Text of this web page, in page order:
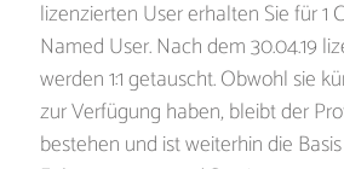
lizenzierten User erhalten Sie für 1
Named User. Nach dem 30.04.19
werden 1:1 getauscht. Obwohl sie
zur Verfügung haben, bleibt der
bestehen und ist weiterhin die